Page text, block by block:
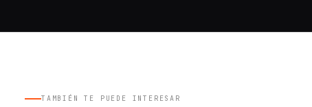
TAMBIÉN TE PUEDE INTERESAR